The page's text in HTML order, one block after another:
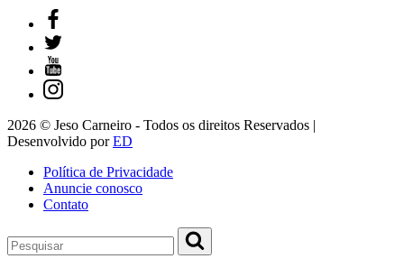
2026 © Jeso Carneiro - Todos os direitos Reservados |
Desenvolvido porED
Política de Privacidade
Anuncie conosco
Contato